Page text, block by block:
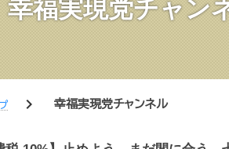
幸福実現党チャン
chevron_right 幸福実現党チャンネル